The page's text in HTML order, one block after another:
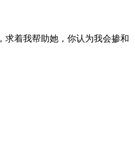
着我帮助她，你认为我会掺和